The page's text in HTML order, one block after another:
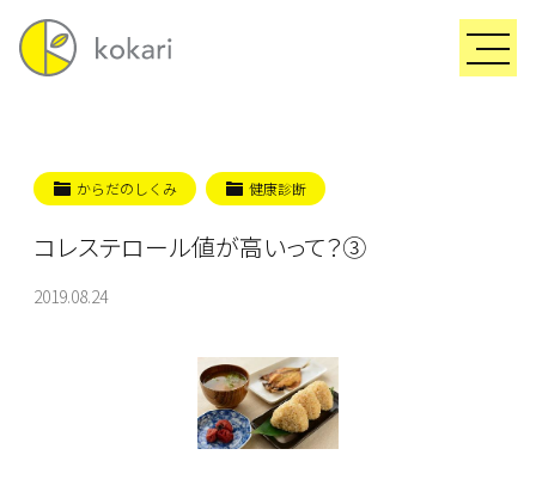
からだのしくみ 健康診断
コレステロール値が高いって？③
2019.08.24